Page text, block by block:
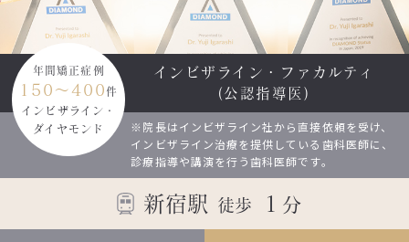
年間矯正症例
150～400 件
インビザライン・
ダイヤモンド
インビザライン・ファカルティ
(公認指導医)
※院長はインビザライン社から直接依頼を受け、
インビザライン治療を提供している歯科医師に、
診療指導や講演を行う歯科医師です。
新宿駅 徒歩 １ 分